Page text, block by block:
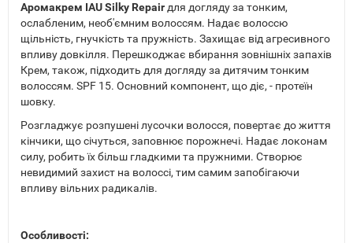
Аромакрем IAU Silky Repair для догляду за тонким,
ослабленим, необ'ємним волоссям. Надає волоссю
щільність, гнучкість та пружність. Захищає від агресивного
впливу довкілля. Перешкоджає вбирання зовнішніх запахів
Крем, також, підходить для догляду за дитячим тонким
волоссям. SPF 15. Основний компонент, що діє, - протеїн
шовку.
Розгладжує розпушені лусочки волосся, повертає до життя
кінчики, що січуться, заповнює порожнечі. Надає локонам
силу, робить їх більш гладкими та пружними. Створює
невидимий захист на волоссі, тим самим запобігаючи
впливу вільних радикалів.
Особливості: